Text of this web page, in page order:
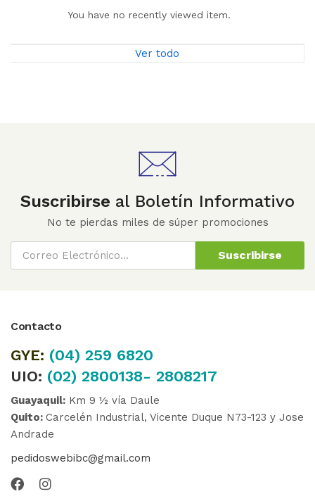
You have no recently viewed item.
Ver todo
Suscribirse al Boletín Informativo
No te pierdas miles de súper promociones
Suscribirse
Contacto
GYE: (04) 259 6820
UIO: (02) 2800138- 2808217
Guayaquil: Km 9 ½ vía Daule
Quito: Carcelén Industrial, Vicente Duque N73-123 y Jose
Andrade
pedidoswebibc@gmail.com